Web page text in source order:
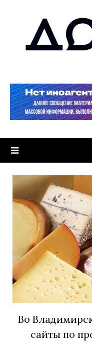
Во
сайты по